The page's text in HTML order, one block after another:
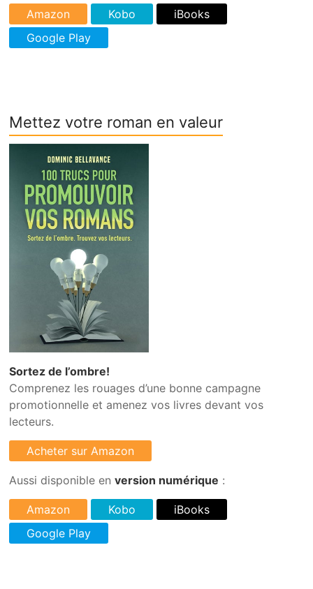
Mettez votre roman en valeur
Sortez de l’ombre!
Comprenez les rouages d’une bonne campagne
promotionnelle et amenez vos livres devant vos
lecteurs.
Aussi disponible enversion numérique :